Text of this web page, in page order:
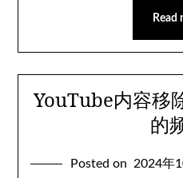
Read
YouTube内容移
的
Posted on 2024年